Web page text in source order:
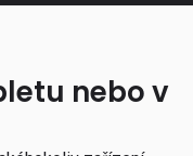
nebo v